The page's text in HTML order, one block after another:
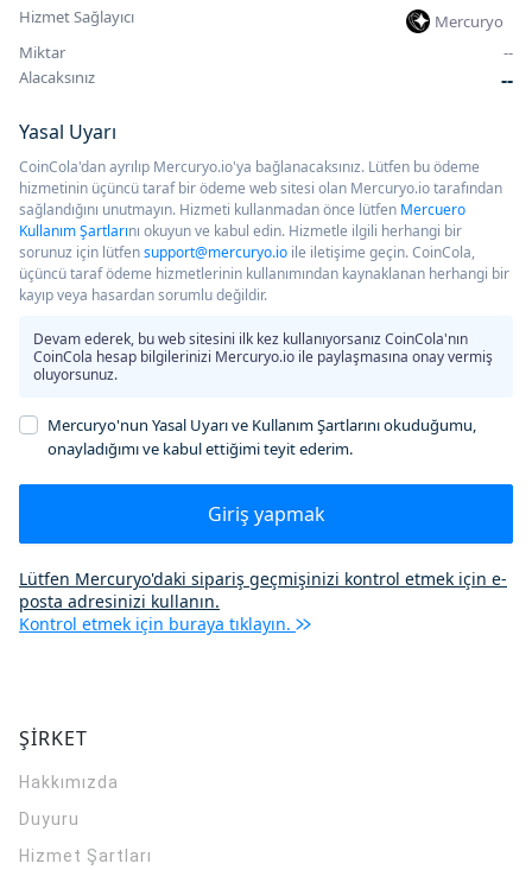
Hizmet Sağlayıcı
Mercuryo
Miktar
--
Alacaksınız
--
Yasal Uyarı
CoinCola'dan ayrılıp Mercuryo.io'ya bağlanacaksınız. Lütfen bu ödeme
hizmetinin üçüncü taraf bir ödeme web sitesi olan Mercuryo.io tarafından
sağlandığını unutmayın. Hizmeti kullanmadan önce lütfen Mercuero
Kullanım Şartlarını okuyun ve kabul edin. Hizmetle ilgili herhangi bir
sorunuz için lütfensupport@mercuryo.io ile iletişime geçin. CoinCola,
üçüncü taraf ödeme hizmetlerinin kullanımından kaynaklanan herhangi bir
kayıp veya hasardan sorumlu değildir.
Devam ederek, bu web sitesini ilk kez kullanıyorsanız CoinCola'nın
CoinCola hesap bilgilerinizi Mercuryo.io ile paylaşmasına onay vermiş
oluyorsunuz.
Mercuryo'nun Yasal Uyarı ve Kullanım Şartlarını okuduğumu,
onayladığımı ve kabul ettiğimi teyit ederim.
Giriş yapmak
Lütfen Mercuryo'daki sipariş geçmişinizi kontrol etmek için e-
posta adresinizi kullanın.
Kontrol etmek için buraya tıklayın.
ŞİRKET
Hakkımızda
Duyuru
Hizmet Şartları